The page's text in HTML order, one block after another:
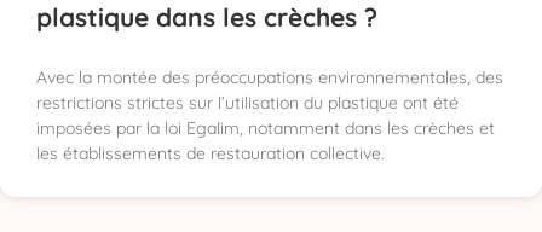
plastique dans les crèches ?
Avec la montée des préoccupations environnementales, des
restrictions strictes sur l’utilisation du plastique ont été
imposées par la loi Egalim, notamment dans les crèches et
les établissements de restauration collective.